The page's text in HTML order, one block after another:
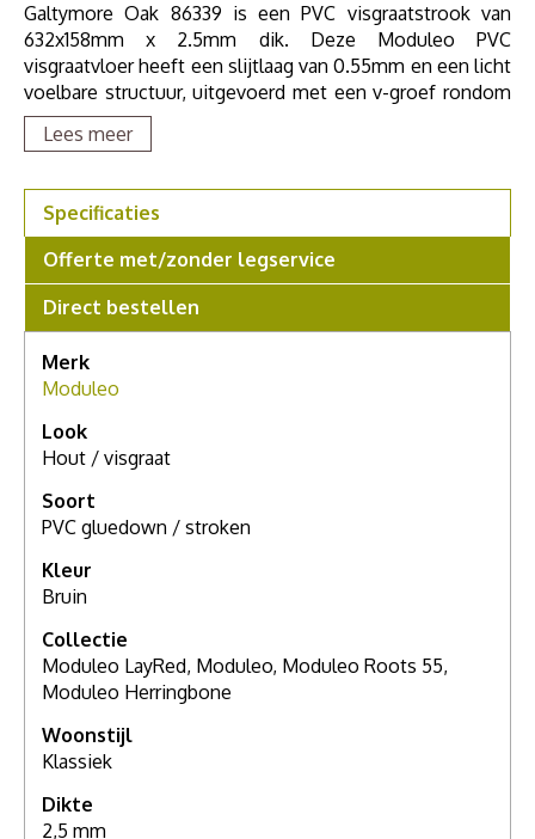
Galtymore Oak 86339 is een PVC visgraatstrook van
632x158mm x 2.5mm dik. Deze Moduleo PVC
visgraatvloer heeft een slijtlaag van 0.55mm en een licht
voelbare structuur, uitgevoerd met een v-groef rondom
de strook. Door zijn 0.55mm slijtlaag deze vloer zeer
geschikt voor zwaar huishoudelijk en project gebruik. De
geschikt voor vloerverwarming en is geluiddempend. De
Roots 55 Herringbone Lifelike Texture collectie van
Moduleo is zo levendig en divers als de natuur zelf.
Lees meer
Specificaties
Offerte met/zonder legservice
Direct bestellen
Merk
Moduleo
Look
Hout / visgraat
Soort
PVC gluedown / stroken
Kleur
Bruin
Collectie
Moduleo LayRed, Moduleo, Moduleo Roots 55,
Moduleo Herringbone
Woonstijl
Klassiek
Dikte
2,5 mm